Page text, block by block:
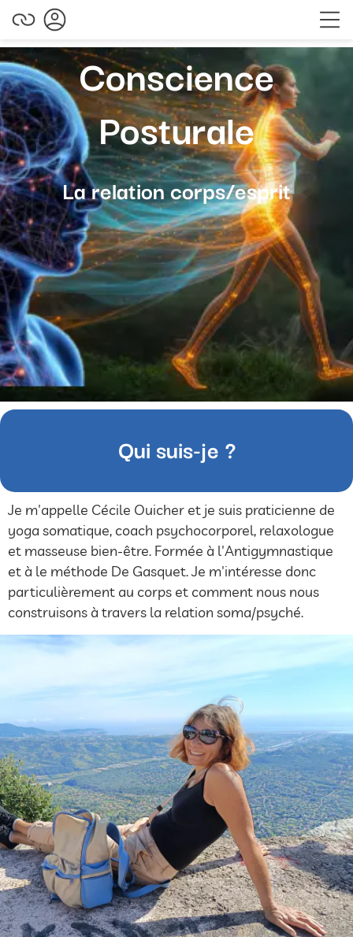
Conscience
Posturale
La relation corps/esprit
Qui suis-je ?
Je m'appelle Cécile Ouicher et je suis praticienne de
yoga somatique, coach psychocorporel, relaxologue
et masseuse bien-être. Formée à l'Antigymnastique
et à le méthode De Gasquet. Je m'intéresse donc
particulièrement au corps et comment nous nous
construisons à travers la relation soma/psyché.